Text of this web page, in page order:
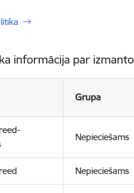
informācija par
Grupa
Nepieciešams
Nepieciešams